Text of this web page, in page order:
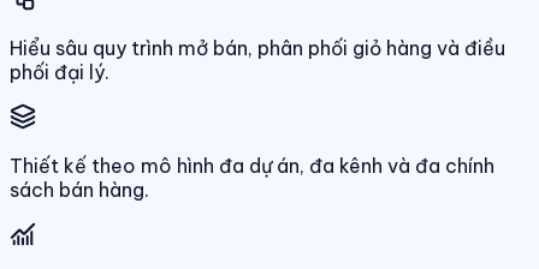
Hiểu sâu quy trình mở bán, phân phối giỏ hàng và điều
phối đại lý.
Thiết kế theo mô hình đa dự án, đa kênh và đa chính
sách bán hàng.